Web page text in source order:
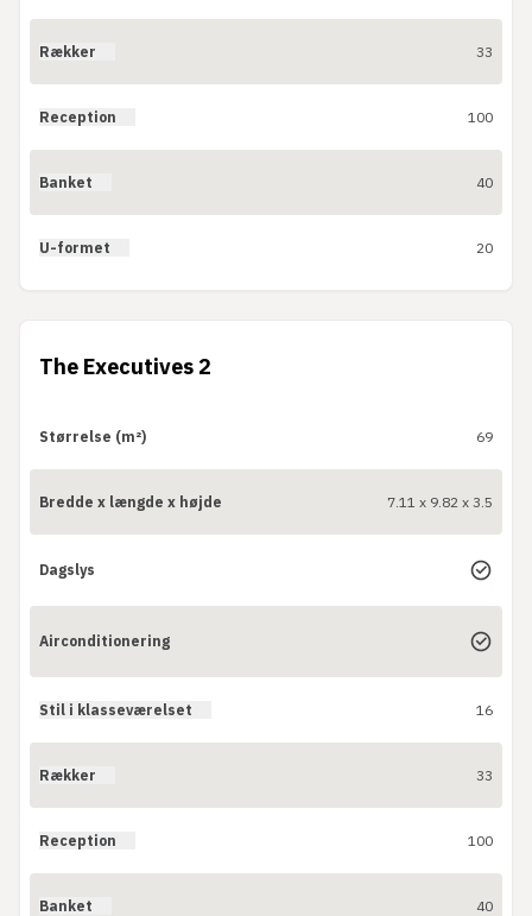
Rækker 33
Reception 100
Banket 40
U-formet 20
The Executives 2
Størrelse (m²) 69
Bredde x længde x højde 7.11 x 9.82 x 3.5
Dagslys
Airconditionering
Stil i klasseværelset 16
Rækker 33
Reception 100
Banket 40